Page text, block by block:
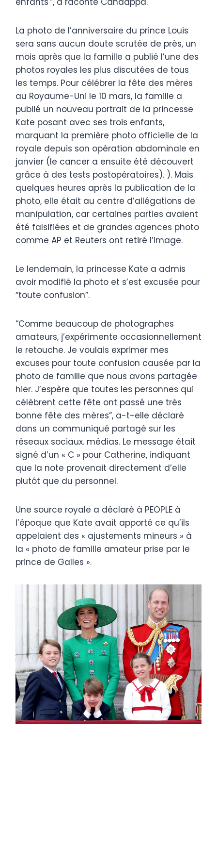
La photo de l’anniversaire du prince Louis
sera sans aucun doute scrutée de près, un
mois après que la famille a publié l’une des
photos royales les plus discutées de tous
les temps. Pour célébrer la fête des mères
au Royaume-Uni le 10 mars, la famille a
publié un nouveau portrait de la princesse
Kate posant avec ses trois enfants,
marquant la première photo officielle de la
royale depuis son opération abdominale en
janvier (le cancer a ensuite été découvert
grâce à des tests postopératoires). ). Mais
quelques heures après la publication de la
photo, elle était au centre d’allégations de
manipulation, car certaines parties avaient
été falsifiées et de grandes agences photo
comme AP et Reuters ont retiré l’image.
Le lendemain, la princesse Kate a admis
avoir modifié la photo et s’est excusée pour
“toute confusion”.
“Comme beaucoup de photographes
amateurs, j’expérimente occasionnellement
le retouche. Je voulais exprimer mes
excuses pour toute confusion causée par la
photo de famille que nous avons partagée
hier. J’espère que toutes les personnes qui
célèbrent cette fête ont passé une très
bonne fête des mères”, a-t-elle déclaré
dans un communiqué partagé sur les
réseaux sociaux. médias. Le message était
signé d’un « C » pour Catherine, indiquant
que la note provenait directement d’elle
plutôt que du personnel.
Une source royale a déclaré à PEOPLE à
l’époque que Kate avait apporté ce qu’ils
appelaient des « ajustements mineurs » à
la « photo de famille amateur prise par le
prince de Galles ».